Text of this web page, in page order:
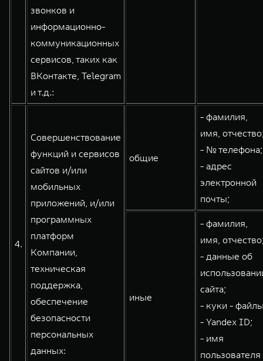
звонков и
информационно-
коммуникационных
сервисов, таких как
ВКонтакте, Telegram
и т.д.:
4.
Совершенствование
функций и сервисов
сайтов и/или
мобильных
приложений, и/или
программных
платформ
Компании,
техническая
поддержка,
обеспечение
безопасности
персональных
данных:
общие
- фамилия,
имя,
- № телефона;
- адрес
электронной
почты;
иные
- фамилия,
имя,
- данные об
сайта;
- куки -
- Yandex ID;
- имя
пользователя